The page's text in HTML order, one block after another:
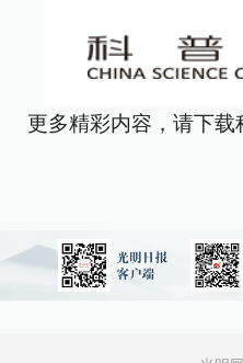
更多精彩内容，请下载